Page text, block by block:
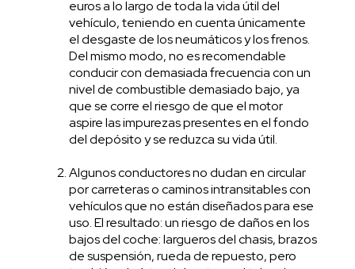
euros a lo largo de toda la vida útil del
vehículo, teniendo en cuenta únicamente
el desgaste de los neumáticos y los frenos.
Del mismo modo, no es recomendable
conducir con demasiada frecuencia con un
nivel de combustible demasiado bajo, ya
que se corre el riesgo de que el motor
aspire las impurezas presentes en el fondo
del depósito y se reduzca su vida útil.
Algunos conductores no dudan en circular
por carreteras o caminos intransitables con
vehículos que no están diseñados para ese
uso. El resultado: un riesgo de daños en los
bajos del coche: largueros del chasis, brazos
de suspensión, rueda de repuesto, pero